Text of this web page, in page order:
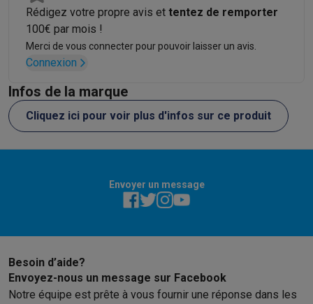
Rédigez votre propre avis et tentez de remporter
100€ par mois !
Merci de vous connecter pour pouvoir laisser un avis.
Connexion
Infos de la marque
Cliquez ici pour voir plus d'infos sur ce produit
Envoyer un message
Besoin d’aide?
Envoyez-nous un message sur Facebook
Notre équipe est prête à vous fournir une réponse dans les